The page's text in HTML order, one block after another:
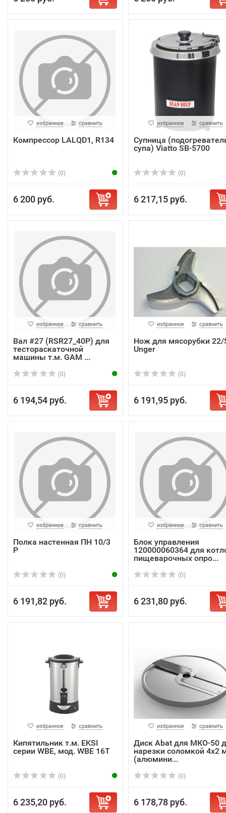
избранное сравнить
Компрессор LALQD1, R134
(0)
6 200 руб.
избранное сравнить
Супница
супа) Viatto SB-5700
(0)
6 217,15 руб.
избранное сравнить
Вал #27 (RSR27_40P) для
тестораскаточной
машины т.м. GAM ...
(0)
6 194,54 руб.
избранное сравнить
Нож для мясорубки 22/
Unger
(0)
6 191,95 руб.
избранное сравнить
Полка настенная ПН 10/3
Р
(0)
6 191,82 руб.
избранное сравнить
Блок управления
120000060364 для
пищеварочных опро...
(0)
6 231,80 руб.
избранное сравнить
Кипятильник т.м. EKSI
серии WBE, мод. WBE 16T
(0)
6 235,20 руб.
избранное сравнить
Диск Abat для МКО-50
нарезки соломкой 4х2
(алюмини...
(0)
6 178,78 руб.